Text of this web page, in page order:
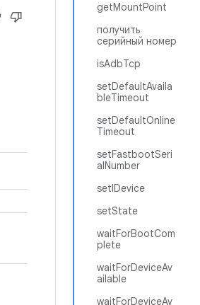
getMountPoint
получить
серийный номер
isAdbTcp
setDefaultAvaila
bleTimeout
setDefaultOnline
Timeout
setFastbootSeri
alNumber
setIDevice
setState
waitForBootCom
plete
waitForDeviceAv
ailable
waitForDeviceAv